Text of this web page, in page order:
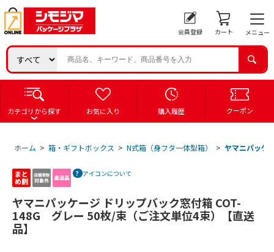
会員登録 カート メニュー
カテゴリから探す お気に入り 購入履歴 クーポン
ホーム > 箱・ギフトボックス > N式箱（身フタ一体型箱） > ヤマニパッケ
アイコンについて
ヤマニパッケージ ドリップバック窓付箱 COT-
148G グレー 50枚/束（ご注文単位4束）【直送
品】